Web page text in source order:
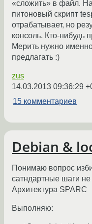
«сложить» в файл.
питоновый скрипт
отрабатывает, но
консоль. Кто-нибудь
Мерить нужно
предлагать :)
zus
14.03.2013 09:36:29
15 комментариев
Debian &
Понимаю вопрос
сатндартные шаги
Архитектура SPARC
Выполняю: